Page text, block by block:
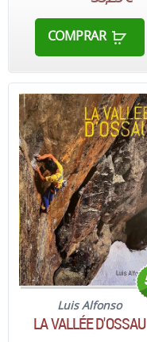
COMPRAR
Luis Alfonso
LA VALLÉE D'OSSAU